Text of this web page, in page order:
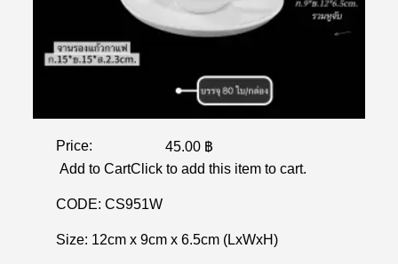
Price:
45.00 ฿
Add to CartClick to add this item to cart.
CODE: CS951W
Size: 12cm x 9cm x 6.5cm (LxWxH)